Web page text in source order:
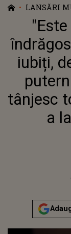
LANSĂRI
iubiți,
tânjesc
a
vineri, 19 ianuarie